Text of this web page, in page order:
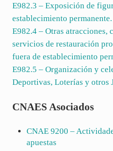
E982.3 – Exposición de
establecimiento permanente.
E982.4– Otras atracciones,
servicios de restauración
fuera de establecimiento
E982.5 – Organización y
Deportivas, Loterías y otros
CNAES Asociados
CNAE9200 –
apuestas